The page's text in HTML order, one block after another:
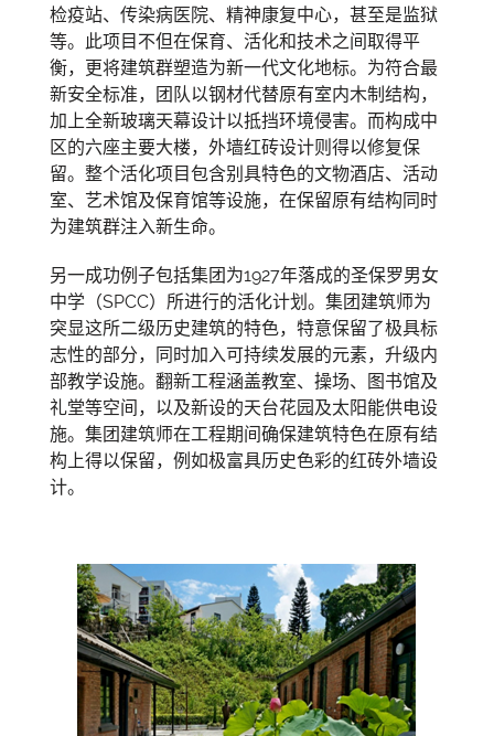
检疫站、传染病医院、精神康复中心，甚至是监狱
等。此项目不但在保育、活化和技术之间取得平
衡，更将建筑群塑造为新一代文化地标。为符合最
新安全标准，团队以钢材代替原有室内木制结构，
加上全新玻璃天幕设计以抵挡环境侵害。而构成中
区的六座主要大楼，外墙红砖设计则得以修复保
留。整个活化项目包含别具特色的文物酒店、活动
室、艺术馆及保育馆等设施，在保留原有结构同时
为建筑群注入新生命。
另一成功例子包括集团为1927年落成的圣保罗男女
中学（SPCC）所进行的活化计划。集团建筑师为
突显这所二级历史建筑的特色，特意保留了极具标
志性的部分，同时加入可持续发展的元素，升级内
部教学设施。翻新工程涵盖教室、操场、图书馆及
礼堂等空间，以及新设的天台花园及太阳能供电设
施。集团建筑师在工程期间确保建筑特色在原有结
构上得以保留，例如极富具历史色彩的红砖外墙设
计。